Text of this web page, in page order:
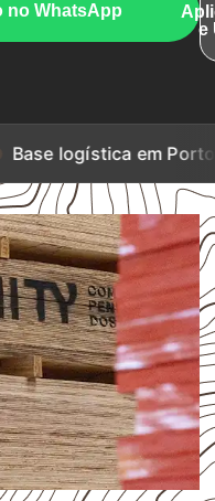
no WhatsApp
e
em Porto Alegre, RS